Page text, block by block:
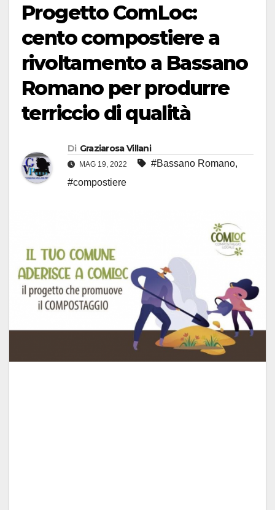
Progetto ComLoc:
cento compostiere a
rivoltamento a Bassano
Romano per produrre
terriccio di qualità
Di Graziarosa Villani
MAG 19, 2022 #Bassano Romano,
#compostiere